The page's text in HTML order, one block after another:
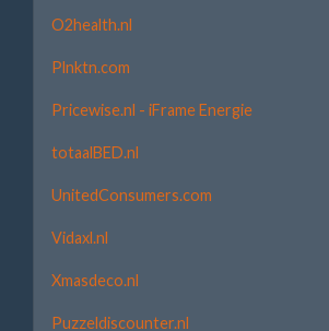
O2health.nl
Plnktn.com
Pricewise.nl - iFrame Energie
totaalBED.nl
UnitedConsumers.com
Vidaxl.nl
Xmasdeco.nl
Puzzeldiscounter.nl